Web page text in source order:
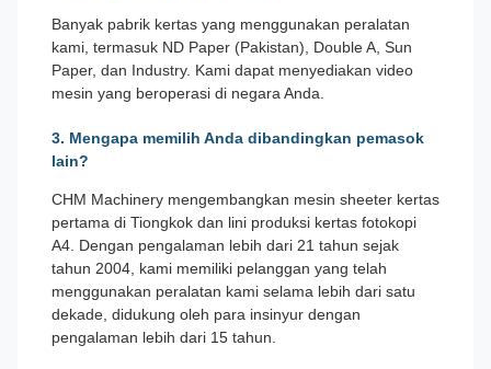
Banyak pabrik kertas yang menggunakan peralatan
kami, termasuk ND Paper (Pakistan), Double A, Sun
Paper, dan Industry. Kami dapat menyediakan video
mesin yang beroperasi di negara Anda.
3. Mengapa memilih Anda dibandingkan pemasok
lain?
CHM Machinery mengembangkan mesin sheeter kertas
pertama di Tiongkok dan lini produksi kertas fotokopi
A4. Dengan pengalaman lebih dari 21 tahun sejak
tahun 2004, kami memiliki pelanggan yang telah
menggunakan peralatan kami selama lebih dari satu
dekade, didukung oleh para insinyur dengan
pengalaman lebih dari 15 tahun.